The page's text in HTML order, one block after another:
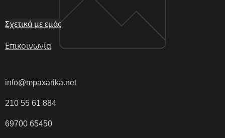
Σχετικά με εμάς
Επικοινωνία
info@mpaxarika.net
210 55 61 884
69700 65450